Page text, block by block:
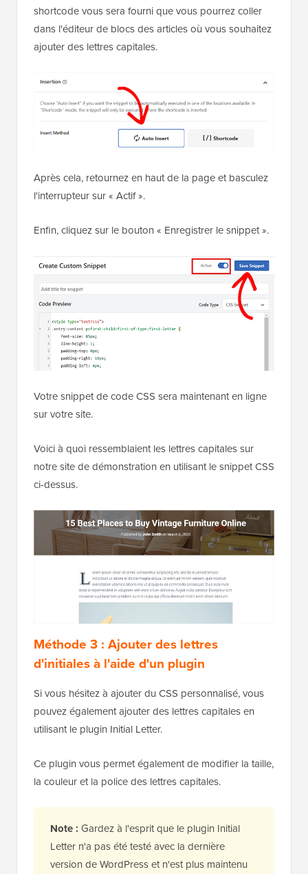
shortcode vous sera fourni que vous pourrez coller
dans l'éditeur de blocs des articles où vous souhaitez
ajouter des lettres capitales.
Après cela, retournez en haut de la page et basculez
l'interrupteur sur « Actif ».
Enfin, cliquez sur le bouton « Enregistrer le snippet ».
Votre snippet de code CSS sera maintenant en ligne
sur votre site.
Voici à quoi ressemblaient les lettres capitales sur
notre site de démonstration en utilisant le snippet CSS
ci-dessus.
Méthode 3 : Ajouter des lettres
d'initiales à l'aide d'un plugin
Si vous hésitez à ajouter du CSS personnalisé, vous
pouvez également ajouter des lettres capitales en
utilisant le plugin Initial Letter.
Ce plugin vous permet également de modifier la taille,
la couleur et la police des lettres capitales.
Note : Gardez à l'esprit que le plugin Initial
Letter n'a pas été testé avec la dernière
version de WordPress et n'est plus maintenu